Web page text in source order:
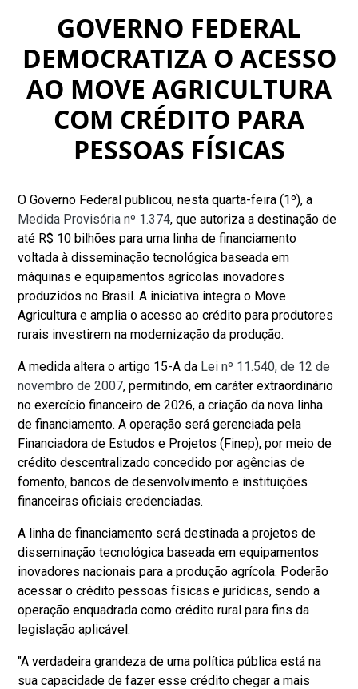
GOVERNO FEDERAL
DEMOCRATIZA O ACESSO
AO MOVE AGRICULTURA
COM CRÉDITO PARA
PESSOAS FÍSICAS
O Governo Federal publicou, nesta quarta-feira (1º), a
Medida Provisória nº 1.374, que autoriza a destinação de
até R$ 10 bilhões para uma linha de financiamento
voltada à disseminação tecnológica baseada em
máquinas e equipamentos agrícolas inovadores
produzidos no Brasil. A iniciativa integra o Move
Agricultura e amplia o acesso ao crédito para produtores
rurais investirem na modernização da produção.
A medida altera o artigo 15-A da Lei nº 11.540, de 12 de
novembro de 2007, permitindo, em caráter extraordinário
no exercício financeiro de 2026, a criação da nova linha
de financiamento. A operação será gerenciada pela
Financiadora de Estudos e Projetos (Finep), por meio de
crédito descentralizado concedido por agências de
fomento, bancos de desenvolvimento e instituições
financeiras oficiais credenciadas.
A linha de financiamento será destinada a projetos de
disseminação tecnológica baseada em equipamentos
inovadores nacionais para a produção agrícola. Poderão
acessar o crédito pessoas físicas e jurídicas, sendo a
operação enquadrada como crédito rural para fins da
legislação aplicável.
"A verdadeira grandeza de uma política pública está na
sua capacidade de fazer esse crédito chegar a mais